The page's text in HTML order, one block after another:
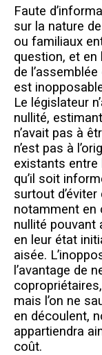
Faute
sur la nature
ou familiaux
question, et en
de
est
Le législateur
nullité,
n’avait pas à
n’est pas à
existants
qu’il soit
surtout
notamment en
nullité pouvant
en leur état
aisée.
l’avantage de
mais l’on ne
en découlent,
appartiendra
coût.